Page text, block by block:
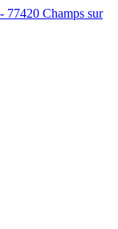
77420 Champs sur